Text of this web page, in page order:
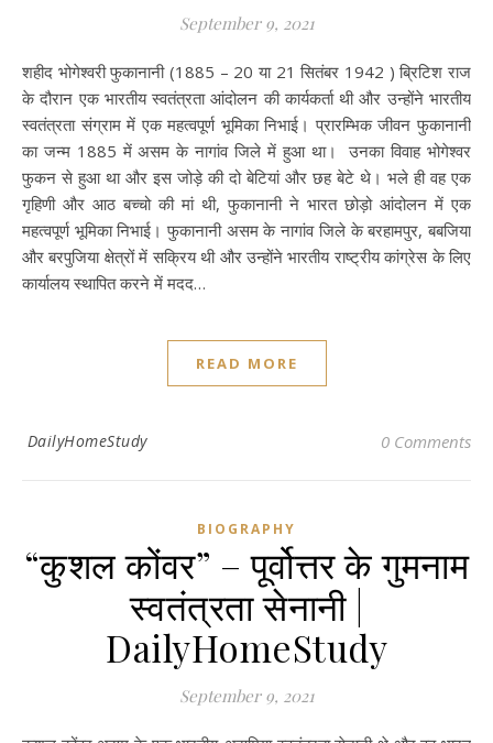
September 9, 2021
शहीद भोगेश्वरी फुकानानी (1885 – 20 या 21 सितंबर 1942 ) ब्रिटिश राज
के दौरान एक भारतीय स्वतंत्रता आंदोलन की कार्यकर्ता थी और उन्होंने भारतीय
स्वतंत्रता संग्राम में एक महत्वपूर्ण भूमिका निभाई। प्रारम्भिक जीवन फुकानानी
का जन्म 1885 में असम के नागांव जिले में हुआ था। उनका विवाह भोगेश्वर
फुकन से हुआ था और इस जोड़े की दो बेटियां और छह बेटे थे। भले ही वह एक
गृहिणी और आठ बच्चो की मां थी, फुकानानी ने भारत छोड़ो आंदोलन में एक
महत्वपूर्ण भूमिका निभाई। फुकानानी असम के नागांव जिले के बरहामपुर, बबजिया
और बरपुजिया क्षेत्रों में सक्रिय थी और उन्होंने भारतीय राष्ट्रीय कांग्रेस के लिए
कार्यालय स्थापित करने में मदद…
READ MORE
DailyHomeStudy 0 Comments
BIOGRAPHY
“कुशल कोंवर” – पूर्वोत्तर के गुमनाम
स्वतंत्रता सेनानी |
DailyHomeStudy
September 9, 2021